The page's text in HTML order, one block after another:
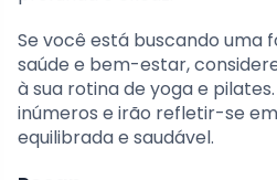
Se você está buscando uma
saúde e bem-estar,
à sua rotina de yoga e
inúmeros e irão refletir-se
equilibrada e saudável.